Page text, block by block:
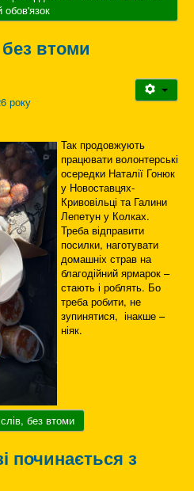
обов'язок
втоми
року
Так продовжують
працювати волонтерські
осередки Наталії Гонюк
у Новоставцях-
Кривовільці та Галини
Лепетун у Колках.
Треба відправити
посилки, наготувати
домашніх страв на
благодійний ярмарок –
стають і роблять. Бо
треба робити, не
зупинятися, інакше –
ніяк.
без втоми
починається з